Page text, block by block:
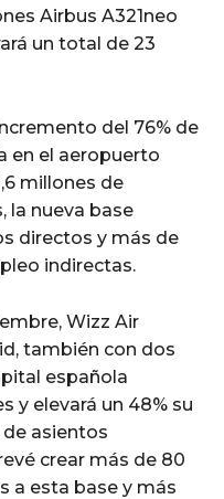
Airbus A321neo
un total de 23
del 76% de
en el aeropuerto
millones de
la nueva base
directos y más de
indirectas.
Wizz Air
también con dos
española
y elevará un 48% su
asientos
crear más de 80
a esta base y más